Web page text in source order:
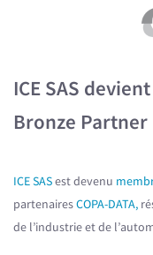
ICE SAS
Bronze Partner
ICE SASest devenu
partenairesCOPA-DATA,
de l’industrie et de